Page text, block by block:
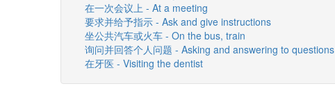
在一次会议上 - At a meeting
要求并给予指示 - Ask and give instructions
坐公共汽车或火车 - On the bus, train
询问并回答个人问题 - Asking and answering to questions
在牙医 - Visiting the dentist